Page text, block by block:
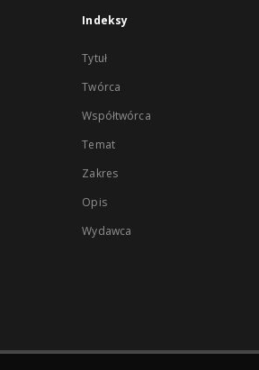
Indeksy
Tytuł
Twórca
Współtwórca
Temat
Zakres
Opis
Wydawca